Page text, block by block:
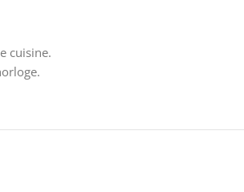
cuisine.